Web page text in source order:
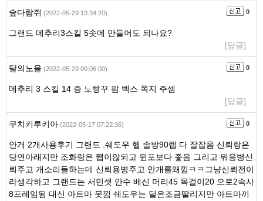
숲다람쥐 (2022-05-29 13:34:20) 0
그랜드 메추리3스킬 5솟에 만들어도 되나요?
[답글]
달의노을 (2022-05-29 00:06:00) 0
메추리 3 스킬 14 증 노빵꾸 팜 벡스 쪽지 주셈
[답글]
쿠치키루키아 (2022-05-17 07:22:36) 0
안개 2개사용후기 그랜드 .쉐도우 헬 솔방90렙 다 잘잡음 신뢰랑은
당연아래지만 조화랑은 쨉이않되고 윈포보다 좋음 그리고 뭐용병신
뢰주고 개소리들하는데 신뢰용병주고 안개를왜낌ㅋㅋ그냥신뢰전이
라생각하고 그랜드는 서민셋 안수 배신 머리45 목걸이20 으로2속사
8프레임됨 대신 아트마 못낌 쉐도우는 딜은조금딸리지만 아트마끼